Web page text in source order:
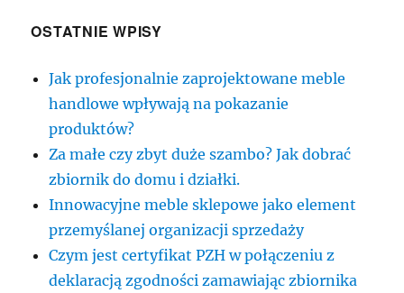
OSTATNIE WPISY
Jak profesjonalnie zaprojektowane meble
handlowe wpływają na pokazanie
produktów?
Za małe czy zbyt duże szambo? Jak dobrać
zbiornik do domu i działki.
Innowacyjne meble sklepowe jako element
przemyślanej organizacji sprzedaży
Czym jest certyfikat PZH w połączeniu z
deklaracją zgodności zamawiając zbiornika